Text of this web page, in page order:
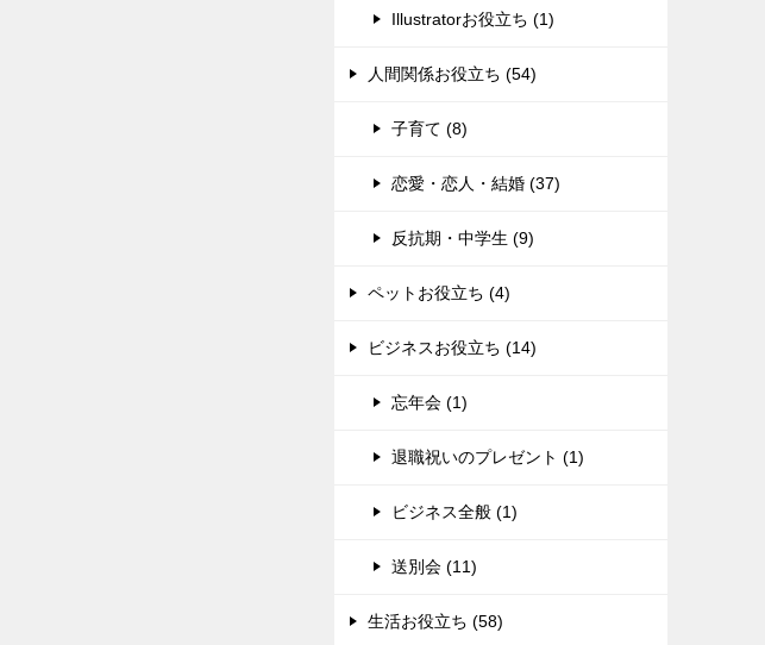
Illustratorお役立ち (1)
人間関係お役立ち (54)
子育て (8)
恋愛・恋人・結婚 (37)
反抗期・中学生 (9)
ペットお役立ち (4)
ビジネスお役立ち (14)
忘年会 (1)
退職祝いのプレゼント (1)
ビジネス全般 (1)
送別会 (11)
生活お役立ち (58)